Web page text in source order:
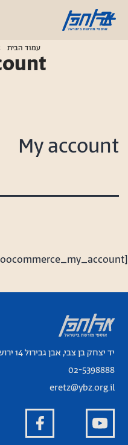
דילוג
לתוכן
עמוד הבית
My account
[woocommerce_my_account]
יד יצחק בן צבי, אבן גבירול 14 ירושלים
02-5398888
eretz@ybz.org.il